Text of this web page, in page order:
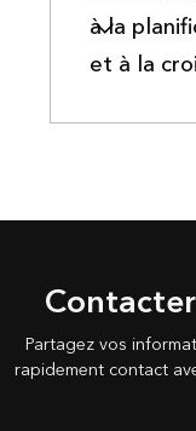
à la
et à la
Partagez vos
rapidement contact